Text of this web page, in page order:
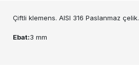
Çiftli klemens. AISI 316 Paslanmaz çelik.
Ebat:3 mm